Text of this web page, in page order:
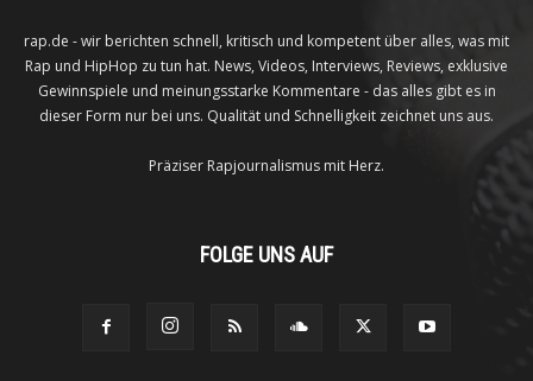
rap.de - wir berichten schnell, kritisch und kompetent über alles, was mit
Rap und HipHop zu tun hat. News, Videos, Interviews, Reviews, exklusive
Gewinnspiele und meinungsstarke Kommentare - das alles gibt es in
dieser Form nur bei uns. Qualität und Schnelligkeit zeichnet uns aus.
Präziser Rapjournalismus mit Herz.
FOLGE UNS AUF